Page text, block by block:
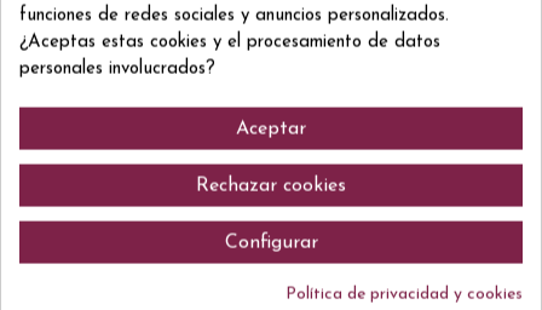
ean13 5601083001585
No hay reseñas de clientes en este momento.
funciones de redes sociales y anuncios personalizados.
¿Aceptas estas cookies y el procesamiento de datos
personales involucrados?
Aceptar
Rechazar cookies
Configurar
Política de privacidad y cookies